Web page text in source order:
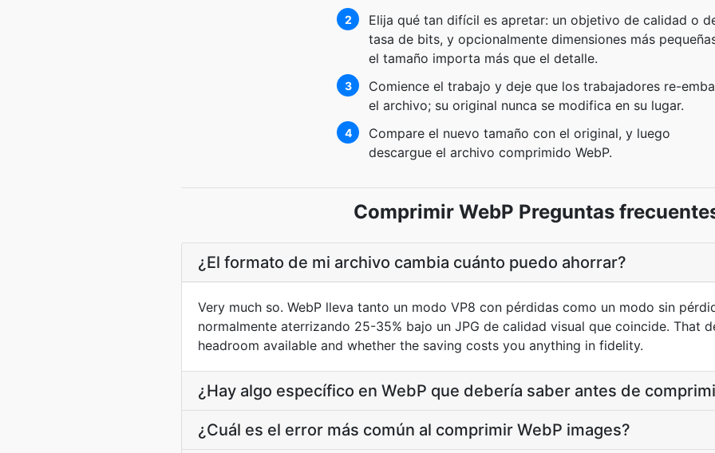
2
Elija qué tan difícil es apretar: un objetivo de calidad o
tasa de bits, y opcionalmente dimensiones más
el tamaño importa más que el detalle.
3
Comience el trabajo y deje que los trabajadores re-
el archivo; su original nunca se modifica en su lugar.
4
Compare el nuevo tamaño con el original, y luego
descargue el archivo comprimido WebP.
Comprimir WebP Preguntas
¿El formato de mi archivo cambia cuánto puedo ahorrar?
Very much so. WebP lleva tanto un modo VP8 con pérdidas como un modo sin
normalmente aterrizando 25-35% bajo un JPG de calidad visual que coincide. That
headroom available and whether the saving costs you anything in fidelity.
¿Hay algo específico en WebP que debería saber antes de
¿Cuál es el error más común al comprimir WebP images?